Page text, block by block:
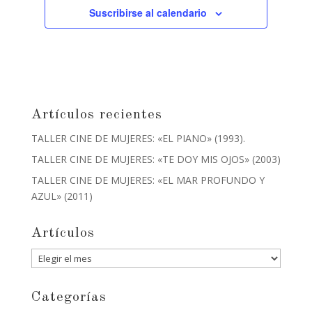
Suscribirse al calendario
Artículos recientes
TALLER CINE DE MUJERES: «EL PIANO» (1993).
TALLER CINE DE MUJERES: «TE DOY MIS OJOS» (2003)
TALLER CINE DE MUJERES: «EL MAR PROFUNDO Y
AZUL» (2011)
Artículos
Artículos
Categorías